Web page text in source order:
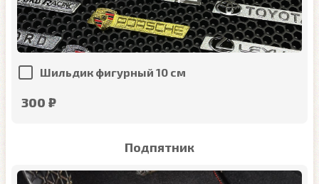
Шильдик фигурный 10 см
300 ₽
Подпятник